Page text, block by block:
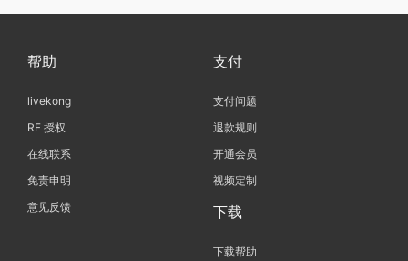
帮助
livekong
RF 授权
在线联系
免责申明
意见反馈
支付
支付问题
退款规则
开通会员
视频定制
下载
下载帮助